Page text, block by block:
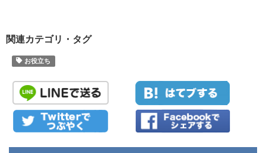
関連カテゴリ・タグ
お役立ち